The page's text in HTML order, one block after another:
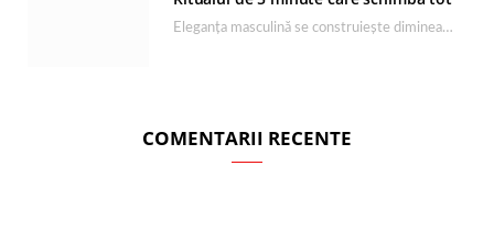
Eleganța masculină se construiește dimineața, în câteva minute și cu produsele potrivite. O rutină de…
COMENTARII RECENTE